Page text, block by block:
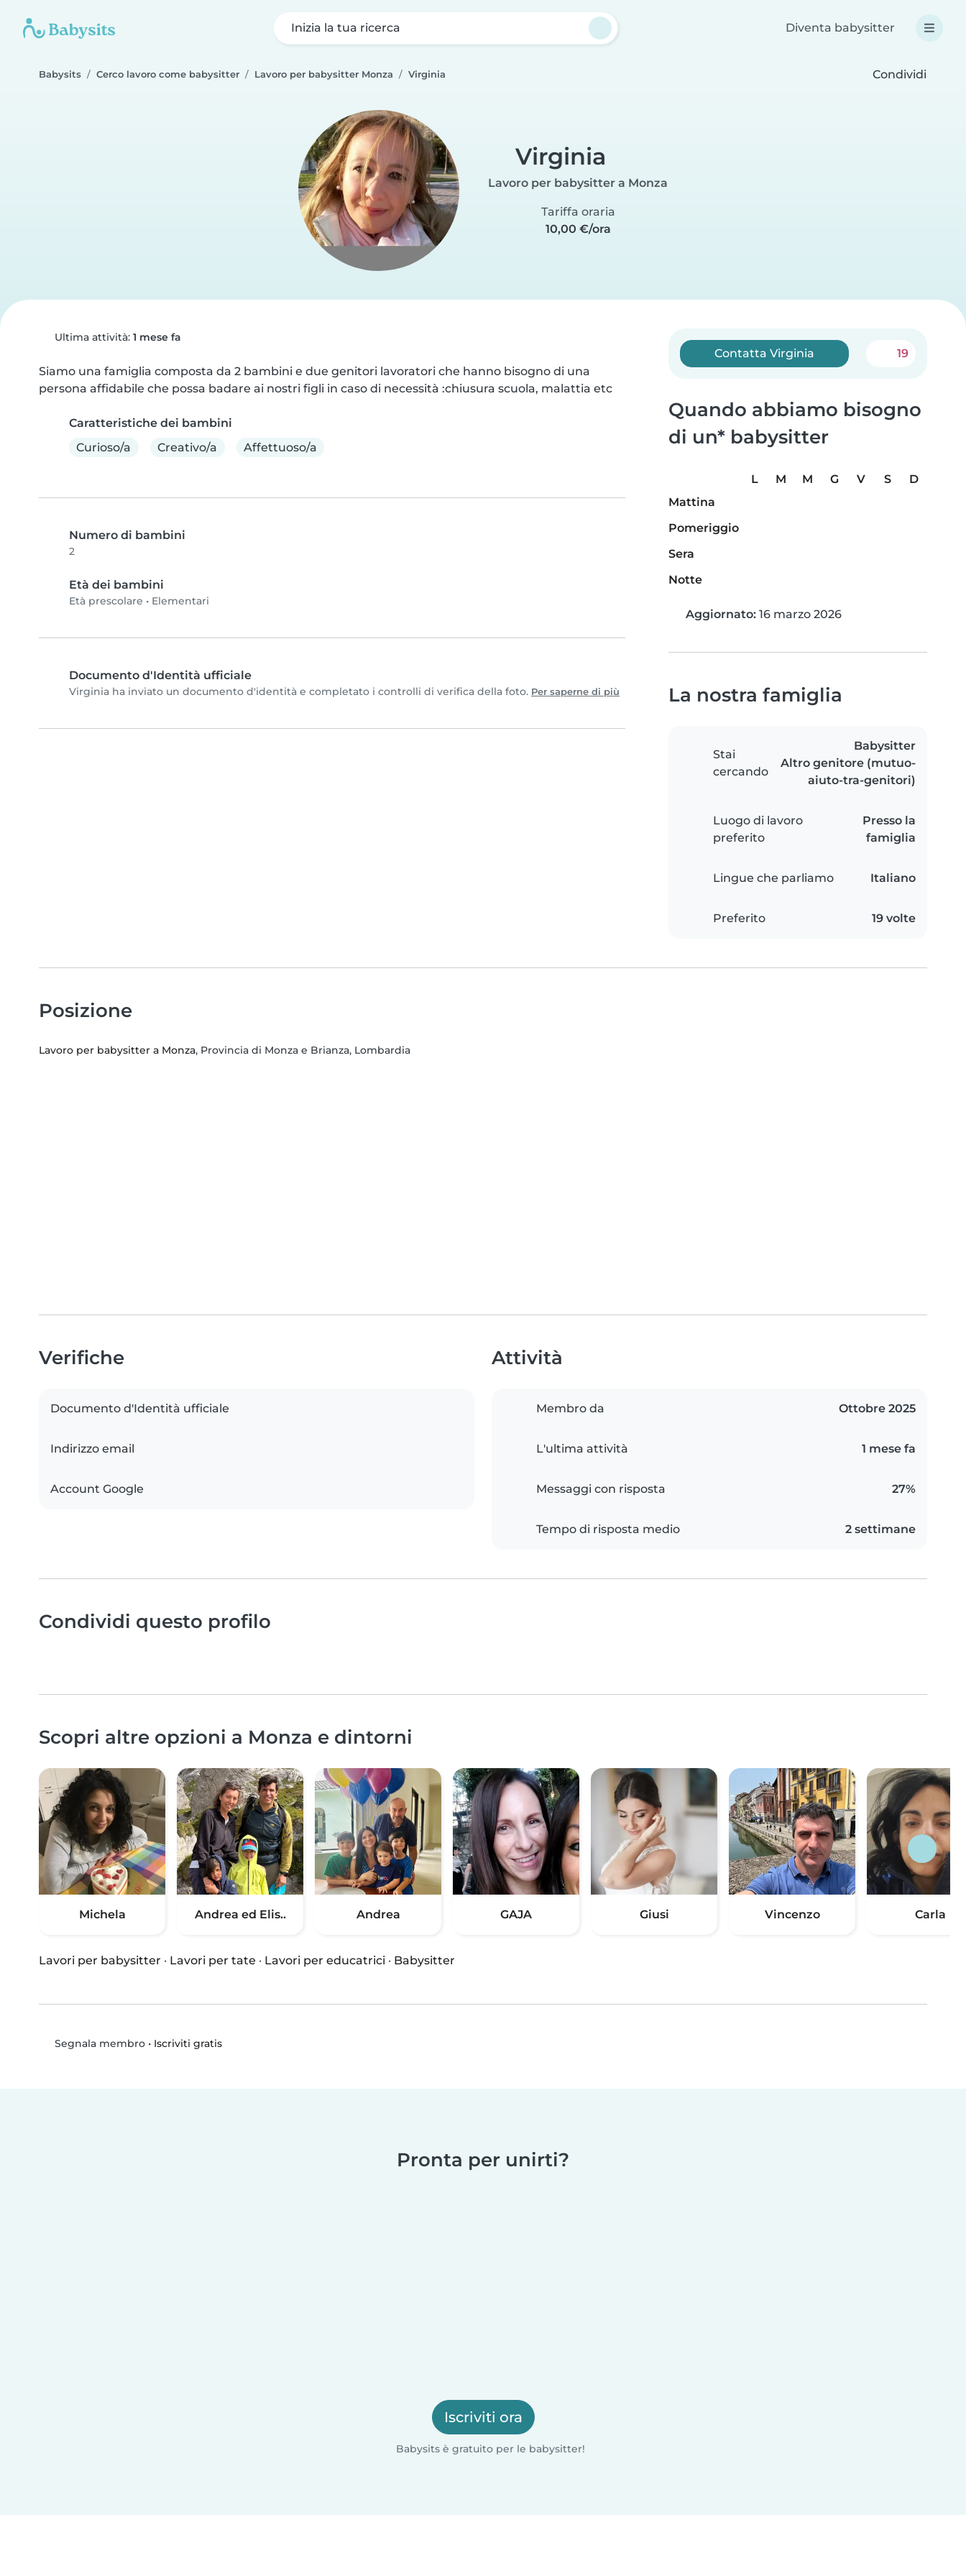
Inizia la tua ricerca Diventa babysitter
Babysits Cerco lavoro come babysitter Lavoro per babysitter Monza Virginia Condividi
Virginia
Lavoro per babysitter a Monza
Tariffa oraria
10,00 €/ora
Ultima attività: 1 mese fa
Siamo una famiglia composta da 2 bambini e due genitori lavoratori che hanno bisogno di una
persona affidabile che possa badare ai nostri figli in caso di necessità :chiusura scuola, malattia etc
Caratteristiche dei bambini
Curioso/a
Creativo/a Affettuoso/a
Numero di bambini
2
Età dei bambini
Età prescolare • Elementari
Documento d'Identità ufficiale
Virginia ha inviato un documento d'identità e completato i controlli di verifica della foto. Per saperne di più
Contatta Virginia 19
Quando abbiamo bisogno
di un* babysitter
L M M G V S
D
Mattina
Pomeriggio
Sera
Notte
Aggiornato: 16 marzo 2026
La nostra famiglia
Stai
cercando
Babysitter
Altro genitore (mutuo-
aiuto-tra-genitori)
Luogo di lavoro
preferito
Presso la
famiglia
Lingue che parliamo Italiano
Preferito 19 volte
Posizione
Lavoro per babysitter a Monza, Provincia di Monza e Brianza, Lombardia
Verifiche
Documento d'Identità ufficiale
Indirizzo email
Account Google
Attività
Membro da Ottobre 2025
L'ultima attività 1 mese fa
Messaggi con risposta 27%
Tempo di risposta medio 2 settimane
Condividi questo profilo
Scopri altre opzioni a Monza e dintorni
Michela Andrea ed Elis.. Andrea GAJA Giusi Vincenzo Carla
Lavori per babysitter · Lavori per tate · Lavori per educatrici · Babysitter
Segnala membro• Iscriviti gratis
Pronta per unirti?
Iscriviti ora
Babysits è gratuito per le babysitter!